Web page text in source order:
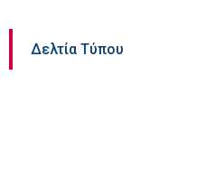
Δελτία Τύπου